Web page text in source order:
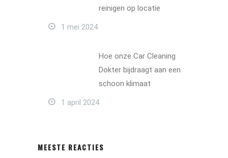
reinigen op locatie
1 mei 2024
Hoe onze Car Cleaning
Dokter bijdraagt aan een
schoon klimaat
1 april 2024
MEESTE REACTIES